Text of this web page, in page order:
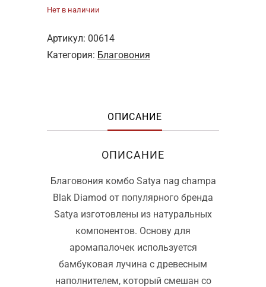
Нет в наличии
Артикул: 00614
Категория: Благовония
ОПИСАНИЕ
ОПИСАНИЕ
Благовония комбо Satya nag champa
Blak Diamod от популярного бренда
Satya изготовлены из натуральных
компонентов. Основу для
аромапалочек используется
бамбуковая лучина с древесным
наполнителем, который смешан со